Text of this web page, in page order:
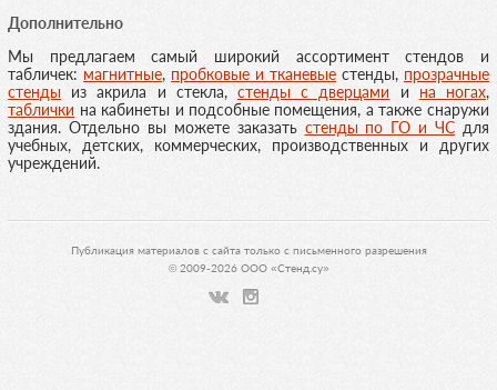
Дополнительно
Мы предлагаем самый широкий ассортимент стендов и
табличек: магнитные, пробковые и тканевыестенды, прозрачные
стенды из акрила и стекла, стенды с дверцами и на ногах,
таблички на кабинеты и подсобные помещения, а также снаружи
здания. Отдельно вы можете заказать стенды по ГО и ЧС для
учебных, детских, коммерческих, производственных и других
учреждений.
Публикация материалов с сайта только с письменного разрешения
© 2009-2026 ООО «Стенд.су»